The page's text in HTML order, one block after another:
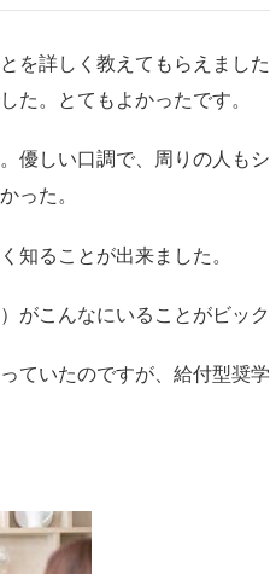
を詳しく教えてもらえました
た。とてもよかったです。
優しい口調で、周りの人も
った。
知ることが出来ました。
がこんなにいることがビック
ていたのですが、給付型奨